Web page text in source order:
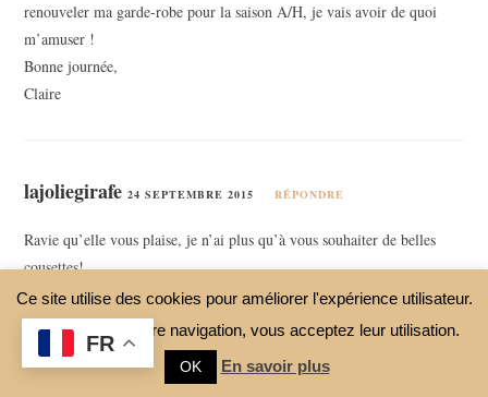
renouveler ma garde-robe pour la saison A/H, je vais avoir de quoi
m’amuser !
Bonne journée,
Claire
lajoliegirafe 24 SEPTEMBRE 2015 RÉPONDRE
Ravie qu’elle vous plaise, je n’ai plus qu’à vous souhaiter de belles
cousettes!
lajoliegirafe 26 SEPTEMBRE 2015 RÉPONDRE
Ce site utilise des cookies pour améliorer l'expérience utilisateur.
En continuant votre navigation, vous acceptez leur utilisation.
OK En savoir plus
FR